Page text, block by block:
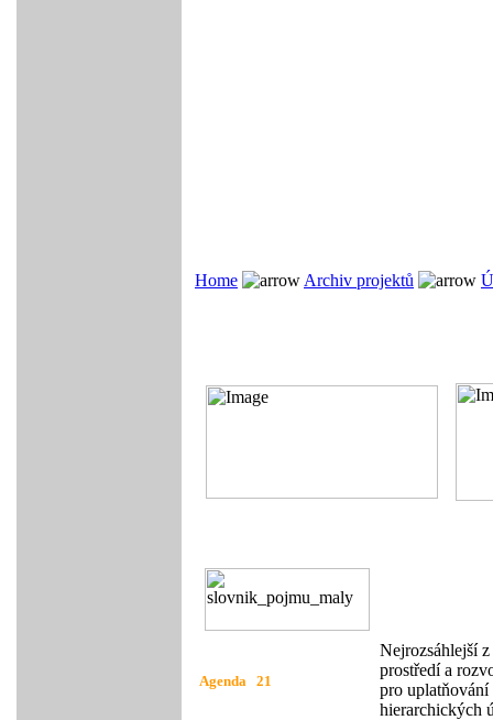
Home Archiv projektů
Agenda 21
Nejrozsáhlejší
prostředí a
pro uplatňování
hierarchických